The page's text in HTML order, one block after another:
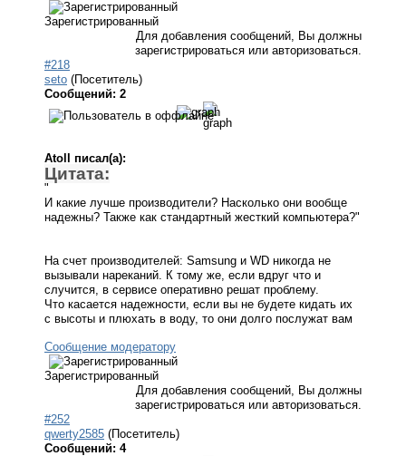
Зарегистрированный
Для добавления сообщений, Вы должны
зарегистрироваться или авторизоваться.
#218
seto (Посетитель)
Сообщений: 2
Atoll писал(а):
Цитата:
"
И какие лучше производители? Насколько они вообще
надежны? Также как стандартный жесткий компьютера?"
На счет производителей: Samsung и WD никогда не
вызывали нареканий. К тому же, если вдруг что и
случится, в сервисе оперативно решат проблему.
Что касается надежности, если вы не будете кидать их
с высоты и плюхать в воду, то они долго послужат вам
Сообщение модератору
Зарегистрированный
Для добавления сообщений, Вы должны
зарегистрироваться или авторизоваться.
#252
qwerty2585 (Посетитель)
Сообщений: 4